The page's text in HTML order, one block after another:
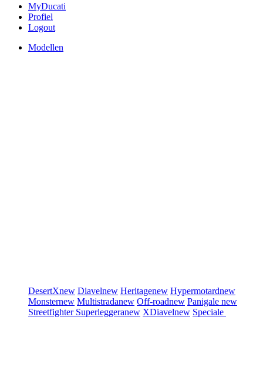
MyDucati
Profiel
Logout
Modellen
DesertXnew Diavelnew Heritagenew Hypermotardnew
Monsternew Multistradanew Off-roadnew Panigale new
Streetfighter Superleggeranew XDiavelnew Speciale